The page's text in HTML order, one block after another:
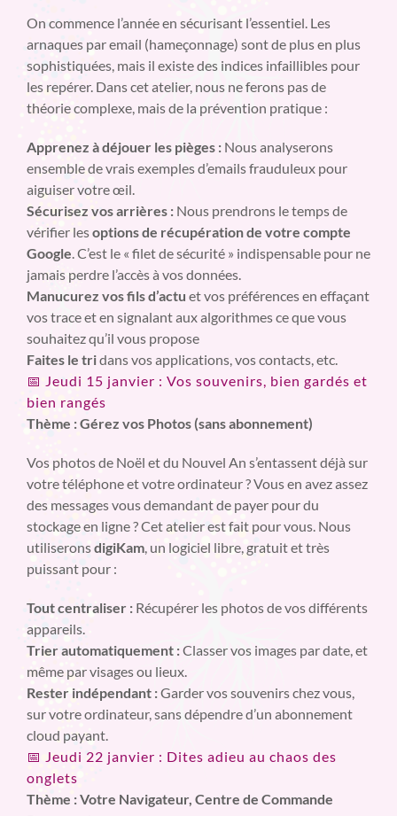
On commence l’année en sécurisant l’essentiel. Les
arnaques par email (hameçonnage) sont de plus en plus
sophistiquées, mais il existe des indices infaillibles pour
les repérer. Dans cet atelier, nous ne ferons pas de
théorie complexe, mais de la prévention pratique :
Apprenez à déjouer les pièges : Nous analyserons
ensemble de vrais exemples d’emails frauduleux pour
aiguiser votre œil.
Sécurisez vos arrières : Nous prendrons le temps de
vérifier lesoptions de récupération de votre compte
Google. C’est le « filet de sécurité » indispensable pour ne
jamais perdre l’accès à vos données.
Manucurez vos fils d’actu et vos préférences en effaçant
vos trace et en signalant aux algorithmes ce que vous
souhaitez qu’il vous propose
Faites le tridans vos applications, vos contacts, etc.
📅 Jeudi 15 janvier : Vos souvenirs, bien gardés et
bien rangés
Thème : Gérez vos Photos (sans abonnement)
Vos photos de Noël et du Nouvel An s’entassent déjà sur
votre téléphone et votre ordinateur ? Vous en avez assez
des messages vous demandant de payer pour du
stockage en ligne ? Cet atelier est fait pour vous. Nous
utiliseronsdigiKam, un logiciel libre, gratuit et très
puissant pour :
Tout centraliser : Récupérer les photos de vos différents
appareils.
Trier automatiquement :Classer vos images par date, et
même par visages ou lieux.
Rester indépendant :Garder vos souvenirs chez vous,
sur votre ordinateur, sans dépendre d’un abonnement
cloud payant.
📅 Jeudi 22 janvier : Dites adieu au chaos des
onglets
Thème : Votre Navigateur, Centre de Commande